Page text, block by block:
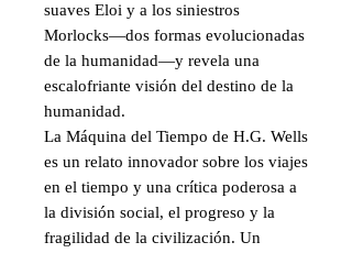
suaves Eloi y a los siniestros
Morlocks—dos formas evolucionadas
de la humanidad—y revela una
escalofriante visión del destino de la
humanidad.
La Máquina del Tiempo de H.G. Wells
es un relato innovador sobre los viajes
en el tiempo y una crítica poderosa a
la división social, el progreso y la
fragilidad de la civilización. Un